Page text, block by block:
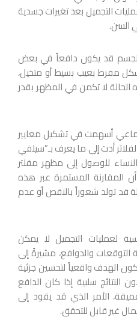
التجميل بعد تغيرات جسدية
السن.
قد يكون دافعاً في بعض
مفرط بعيب بسيط أو متخيل،
لا تكمن في المظهر بقدر
أسهمت في تشكيل معايير
أدت إلى ما يعرف بـ”سيلفي
للوصول إلى مظهر مفلتر
المقارنة المستمرة عبر هذه
قد تولد شعوراً بالنقص أو عدم
لعمليات التجميل لا يمكن
التوقعات والدوافع، مشيرةً إلى
الهدف واقعياً لتحسين جزئية
النتائج سلبية إذا كان الدافع
الأمر الذي قد يقود إلى
غير قابل للتحقق.